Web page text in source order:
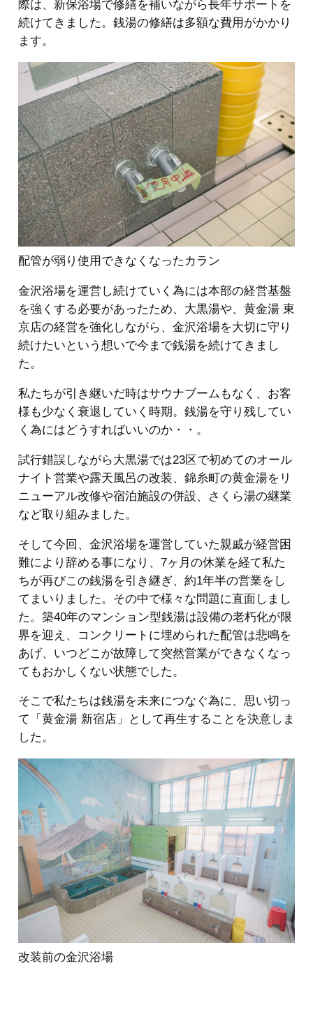
際は、新保浴場で修繕を補いながら長年サポートを
続けてきました。銭湯の修繕は多額な費用がかかり
ます。
配管が弱り使用できなくなったカラン
金沢浴場を運営し続けていく為には本部の経営基盤
を強くする必要があったため、大黒湯や、黄金湯 東
京店の経営を強化しながら、金沢浴場を大切に守り
続けたいという想いで今まで銭湯を続けてきまし
た。
私たちが引き継いだ時はサウナブームもなく、お客
様も少なく衰退していく時期。銭湯を守り残してい
く為にはどうすればいいのか・・。
試行錯誤しながら大黒湯では23区で初めてのオール
ナイト営業や露天風呂の改装、錦糸町の黄金湯をリ
ニューアル改修や宿泊施設の併設、さくら湯の継業
など取り組みました。
そして今回、金沢浴場を運営していた親戚が経営困
難により辞める事になり、7ヶ月の休業を経て私た
ちが再びこの銭湯を引き継ぎ、約1年半の営業をし
てまいりました。その中で様々な問題に直面しまし
た。築40年のマンション型銭湯は設備の老朽化が限
界を迎え、コンクリートに埋められた配管は悲鳴を
あげ、いつどこが故障して突然営業ができなくなっ
てもおかしくない状態でした。
そこで私たちは銭湯を未来につなぐ為に、思い切っ
て「黄金湯 新宿店」として再生することを決意しま
した。
改装前の金沢浴場